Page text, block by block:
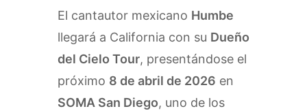
El cantautor mexicano Humbe
llegará a California con su Dueño
del Cielo Tour, presentándose el
próximo 8 de abril de 2026 en
SOMA San Diego, uno de los